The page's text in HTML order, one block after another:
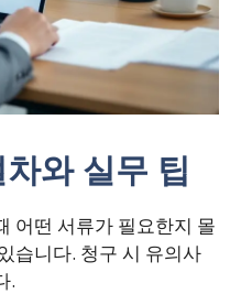
와 실무 팁
어떤 서류가 필요한지 몰
습니다. 청구 시 유의사
.